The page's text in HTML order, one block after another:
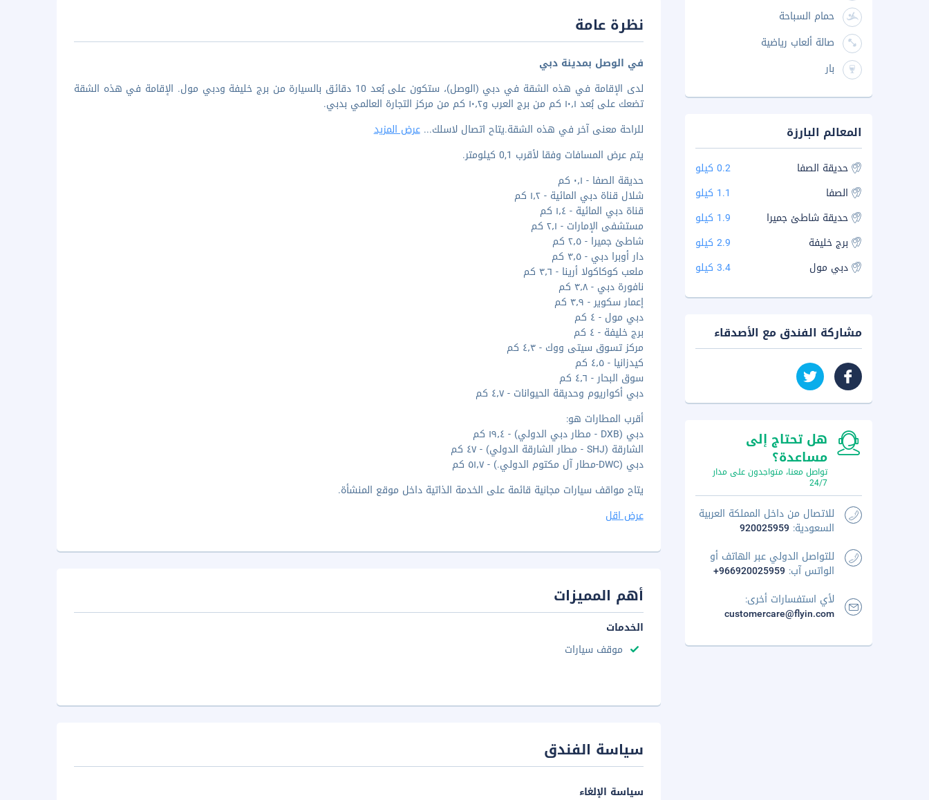
نظرة عامة
في الوصل بمدينة دبي
لدى الإقامة في هذه الشقة في دبي (الوصل)، ستكون على بُعد 10 دقائق بالسيارة من برج خليفة ودبي مول. الإقامة في هذه الشقة
تضعك على بُعد ١٠٫١ كم من برج العرب و١٠٫٢ كم من مركز التجارة العالمي بدبي.
للراحة معنى آخر في هذه الشقة.يتاح اتصال لاسلك...عرض المزيد
يتم عرض المسافات وفقا لأقرب 0,1 كيلومتر.
حديقة الصفا - ٠٫١ كم
شلال قناة دبي المائية - ١٫٢ كم
قناة دبي المائية - ١٫٤ كم
مستشفى الإمارات - ٢٫١ كم
شاطئ جميرا - ٢٫٥ كم
دار أوبرا دبي - ٣٫٥ كم
ملعب كوكاكولا أرينا - ٣٫٦ كم
نافورة دبي - ٣٫٨ كم
إعمار سكوير - ٣٫٩ كم
دبي مول - ٤ كم
برج خليفة - ٤ كم
مركز تسوق سيتى ووك - ٤٫٣ كم
كيدزانيا - ٤٫٥ كم
سوق البحار - ٤٫٦ كم
دبي أكواريوم وحديقة الحيوانات - ٤٫٧ كم
أقرب المطارات هو:
دبي (DXB - مطار دبي الدولي) - ١٩٫٤ كم
الشارقة (SHJ - مطار الشارقة الدولي) - ٤٧ كم
دبي (DWC-مطار آل مكتوم الدولي.) - ٥١٫٧ كم
يتاح مواقف سيارات مجانية قائمة على الخدمة الذاتية داخل موقع المنشأة.
عرض اقل
أهم المميزات
الخدمات
موقف سيارات
سياسة الفندق
سياسة الإلغاء
حمام السباحة
صالة ألعاب رياضية
بار
المعالم البارزة
حديقة الصفا
0.2 كيلو
الصفا
1.1 كيلو
حديقة شاطئ جميرا
1.9 كيلو
برج خليفة
2.9 كيلو
دبي مول
3.4 كيلو
مشاركة الفندق مع الأصدقاء
هل تحتاج إلى
مساعدة؟
تواصل معنا، متواجدون على مدار
24/7
للاتصال من داخل المملكة العربية
السعودية: 920025959
للتواصل الدولي عبر الهاتف أو
الواتس آب: +966920025959
لأي استفسارات أخرى:
customercare@flyin.com